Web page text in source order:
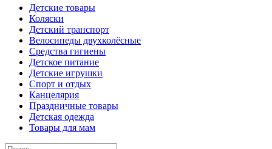
Детские товары
Коляски
Детский транспорт
Велосипеды двухколёсные
Средства гигиены
Детское питание
Детские игрушки
Спорт и отдых
Канцелярия
Праздничные товары
Детская одежда
Товары для мам